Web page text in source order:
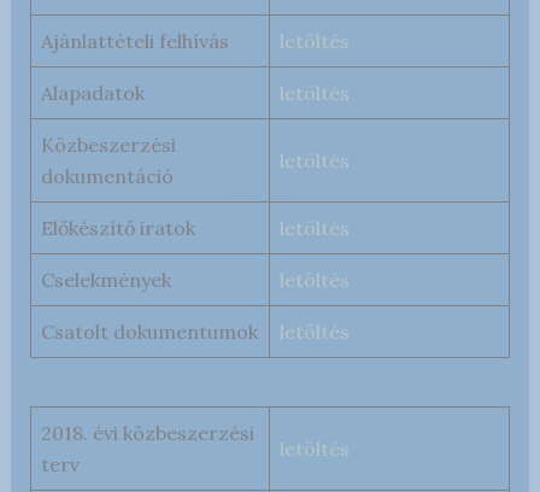
Ajánlattételi felhívás letöltés
Alapadatok letöltés
Közbeszerzési
dokumentáció
letöltés
Előkészítő iratok letöltés
Cselekmények letöltés
Csatolt dokumentumok letöltés
2018. évi közbeszerzési
terv
letöltés